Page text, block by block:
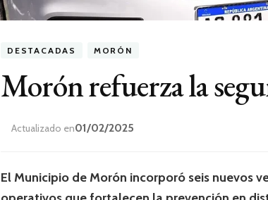
DESTACADAS MORÓN
Morón refuerza la
Actualizado en01/02/2025
El Municipio de Morón incorporó seis nuevos